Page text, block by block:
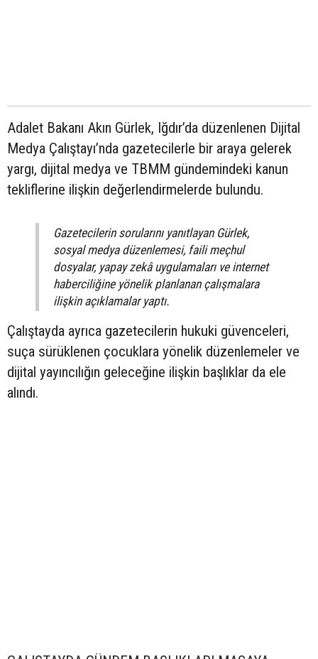
Adalet Bakanı Akın Gürlek, Iğdır’da düzenlenen Dijital
Medya Çalıştayı’nda gazetecilerle bir araya gelerek
yargı, dijital medya ve TBMM gündemindeki kanun
tekliflerine ilişkin değerlendirmelerde bulundu.
Gazetecilerin sorularını yanıtlayan Gürlek,
sosyal medya düzenlemesi, faili meçhul
dosyalar, yapay zekâ uygulamaları ve internet
haberciliğine yönelik planlanan çalışmalara
ilişkin açıklamalar yaptı.
Çalıştayda ayrıca gazetecilerin hukuki güvenceleri,
suça sürüklenen çocuklara yönelik düzenlemeler ve
dijital yayıncılığın geleceğine ilişkin başlıklar da ele
alındı.